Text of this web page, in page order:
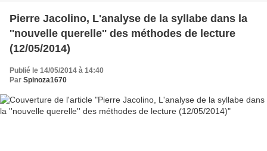
Pierre Jacolino, L'analyse de la syllabe dans la
''nouvelle querelle'' des méthodes de lecture
(12/05/2014)
Publié le 14/05/2014 à 14:40
Par Spinoza1670